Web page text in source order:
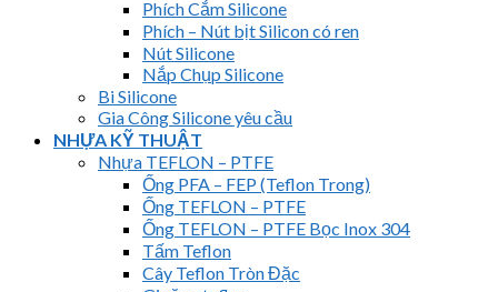
Phích Cắm Silicone
Phích – Nút bịt Silicon có ren
Nút Silicone
Nắp Chụp Silicone
Bi Silicone
Gia Công Silicone yêu cầu
NHỰA KỸ THUẬT
Nhựa TEFLON – PTFE
Ống PFA – FEP (Teflon Trong)
Ống TEFLON – PTFE
Ống TEFLON – PTFE Bọc Inox 304
Tấm Teflon
Cây Teflon Tròn Đặc